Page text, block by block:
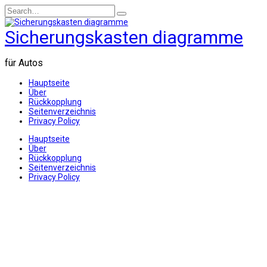
Skip
to
content
Search
for:
Sicherungskasten diagramme
für Autos
Hauptseite
Über
Rückkopplung
Seitenverzeichnis
Privacy Policy
Hauptseite
Über
Rückkopplung
Seitenverzeichnis
Privacy Policy